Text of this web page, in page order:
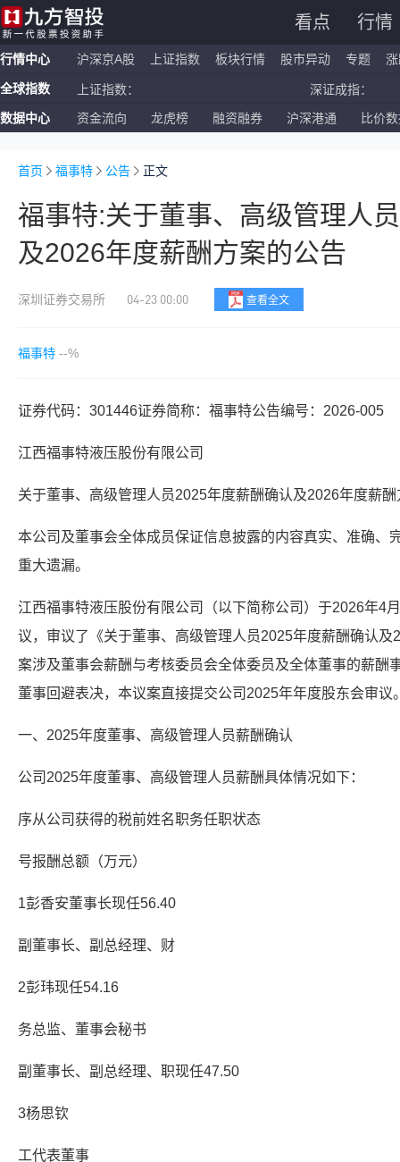
看点 行情
行情中心 沪深京A股 上证指数 板块行情 股市异动 专题
全球指数 上证指数： 深证成指：
恒生指数： 国企指数：
数据中心 资金流向 龙虎榜 融资融券 沪深港通 比价
首页 福事特 公告 正文
福事特:关于董事、高级管理人
及2026年度薪酬方案的公告
深圳证券交易所 04-23 00:00 查看全文
福事特 --%
证券代码：301446证券简称：福事特公告编号：2026-005
江西福事特液压股份有限公司
关于董事、高级管理人员2025年度薪酬确认及2026年度薪
本公司及董事会全体成员保证信息披露的内容真实、准确、
重大遗漏。
江西福事特液压股份有限公司（以下简称公司）于2026年4
议，审议了《关于董事、高级管理人员2025年度薪酬确认
案涉及董事会薪酬与考核委员会全体委员及全体董事的薪酬
董事回避表决，本议案直接提交公司2025年年度股东会审议
一、2025年度董事、高级管理人员薪酬确认
公司2025年度董事、高级管理人员薪酬具体情况如下：
序从公司获得的税前姓名职务任职状态
号报酬总额（万元）
1彭香安董事长现任56.40
副董事长、副总经理、财
2彭玮现任54.16
务总监、董事会秘书
副董事长、副总经理、职现任47.50
3杨思钦
工代表董事